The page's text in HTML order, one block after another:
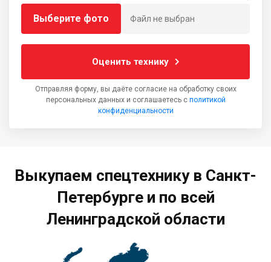
Выберите фото Файл не выбран
Оценить технику
Отправляя форму, вы даёте согласие на обработку своих
персональных данных и соглашаетесь с политикой
конфиденциальности
Выкупаем спецтехнику в Санкт-
Петербурге и по всей
Ленинградской области